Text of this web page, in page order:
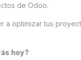
de Odoo.
a optimizar tus
hoy?